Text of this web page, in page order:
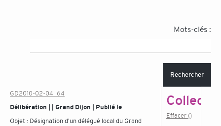
Mots-clés :
Rechercher
GD2010-02-04_64
Délibération | | Grand Dijon | Publié le
Objet : Désignation d'un délégué local du Grand
Effacer ()